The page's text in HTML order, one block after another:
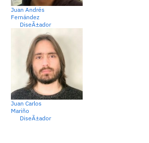
Juan Andrés
Fernández
DiseÃ±ador
Juan Carlos
Mariño
DiseÃ±ador